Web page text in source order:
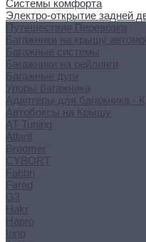
Системы комфорта
Электро-открытие задней
Путешествия Перевозка
Багажники на крышу
Багажные системы
Багажники на рейлинги
Багажные дуги
Упоры багажника
Адаптеры для багажника -
Автобоксы на Крышу
AT Tuning
Atlant
Broomer
CYBORT
Fabbri
Farad
G3
Hakr
Hapro
Inno